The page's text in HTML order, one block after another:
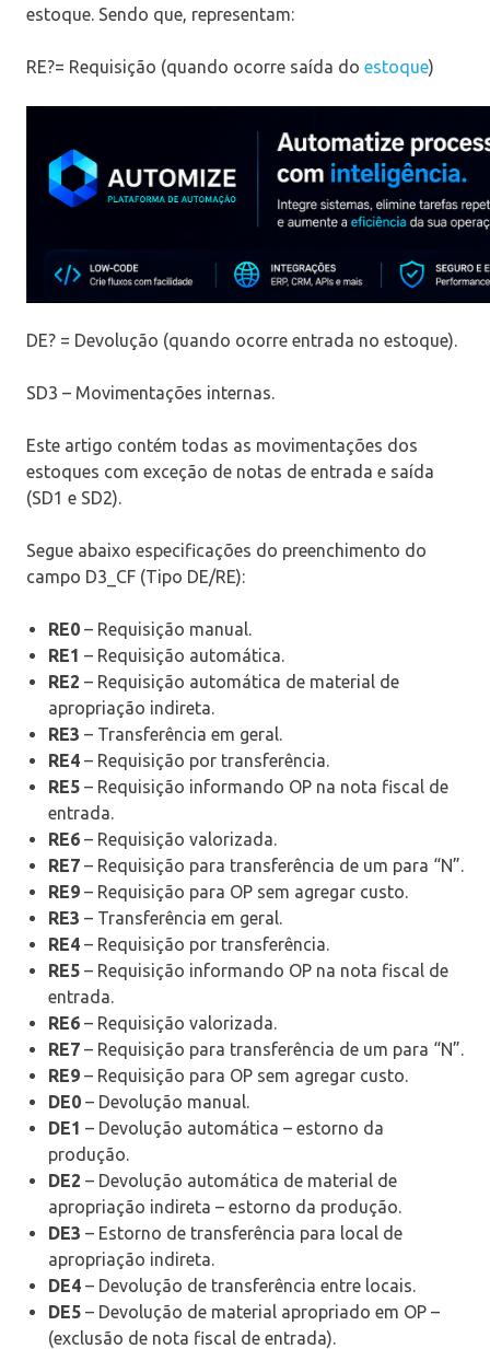
estoque. Sendo que, representam:
RE?= Requisição (quando ocorre saída do estoque)
DE? = Devolução (quando ocorre entrada no estoque).
SD3 – Movimentações internas.
Este artigo contém todas as movimentações dos
estoques com exceção de notas de entrada e saída
(SD1 e SD2).
Segue abaixo especificações do preenchimento do
campo D3_CF (Tipo DE/RE):
RE0 – Requisição manual.
RE1 – Requisição automática.
RE2 – Requisição automática de material de
apropriação indireta.
RE3 – Transferência em geral.
RE4 – Requisição por transferência.
RE5 – Requisição informando OP na nota fiscal de
entrada.
RE6 – Requisição valorizada.
RE7 – Requisição para transferência de um para “N”.
RE9 – Requisição para OP sem agregar custo.
RE3 – Transferência em geral.
RE4 – Requisição por transferência.
RE5 – Requisição informando OP na nota fiscal de
entrada.
RE6 – Requisição valorizada.
RE7 – Requisição para transferência de um para “N”.
RE9 – Requisição para OP sem agregar custo.
DE0 – Devolução manual.
DE1 – Devolução automática – estorno da
produção.
DE2 – Devolução automática de material de
apropriação indireta – estorno da produção.
DE3 – Estorno de transferência para local de
apropriação indireta.
DE4 – Devolução de transferência entre locais.
DE5 – Devolução de material apropriado em OP –
(exclusão de nota fiscal de entrada).